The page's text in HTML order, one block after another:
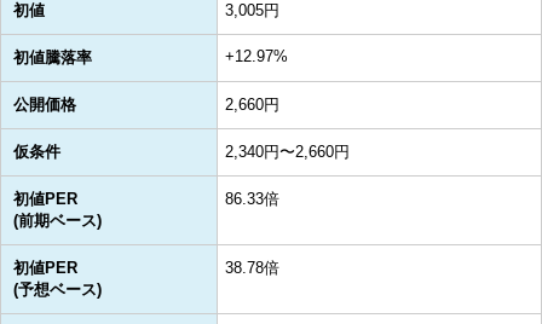
初値 3,005円
初値騰落率 +12.97%
公開価格 2,660円
仮条件 2,340円〜2,660円
初値PER
(前期ベース)
86.33倍
初値PER
(予想ベース)
38.78倍